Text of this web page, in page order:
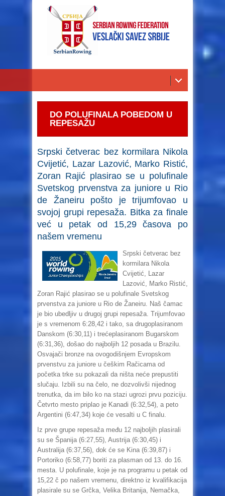
DO POLUFINALA POBEDOM U
REPESAŽU
Srpski četverac bez kormilara Nikola
Cvijetić, Lazar Lazović, Marko Ristić,
Zoran Rajić plasirao se u polufinale
Svetskog prvenstva za juniore u Rio
de Žaneiru pošto je trijumfovao u
svojoj grupi repesaža. Bitka za finale
već u petak od 15,29 časova po
našem vremenu
Srpski četverac bez
kormilara Nikola
Cvijetić, Lazar
Lazović, Marko Ristić,
Zoran Rajić plasirao se u polufinale Svetskog
prvenstva za juniore u Rio de Žaneiru. Naš čamac
je bio ubedljiv u drugoj grupi repesaža. Trijumfovao
je s vremenom 6:28,42 i tako, sa drugoplasiranom
Danskom (6:30,11) i trećeplasiranom Bugarskom
(6:31,36), došao do najboljih 12 posada u Brazilu.
Osvajači bronze na ovogodišnjem Evropskom
prvenstvu za juniore u češkim Račicama od
početka trke su pokazali da ništa neće prepustiti
slučaju. Izbili su na čelo, ne dozvolivši nijednog
trenutka, da im bilo ko na stazi ugrozi prvu poziciju.
Četvrto mesto priplao je Kanadi (6:32,54), a peto
Argentini (6:47,34) koje će vesalti u C finalu.
Iz prve grupe repesaža među 12 najboljih plasirali
su se Španija (6:27,55), Austrija (6:30,45) i
Australija (6:37,56), dok će se Kina (6:39,87) i
Portoriko (6:58,77) boriti za plasman od 13. do 16.
mesta. U polufinale, koje je na programu u petak od
15,22 č po našem vremenu, direktno iz kvalifikacija
plasirale su se Grčka, Velika Britanija, Nemačka,